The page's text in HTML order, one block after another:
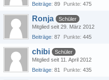
Beiträge 89 Punkte 475
Ronja
Schüler
Mitglied seit 29. März 2012
Beiträge 87 Punkte 445
chibi
Schüler
Mitglied seit 11. April 2012
Beiträge 81 Punkte 435